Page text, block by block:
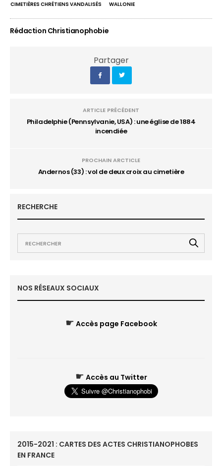
CIMETIÈRES CHRÉTIENS VANDALISÉS
WALLONIE
Rédaction Christianophobie
Partager
ARTICLE PRÉCÉDENT
Philadelphie (Pennsylvanie, USA) : une église de 1884
incendiée
PROCHAIN ARCTICLE
Andernos (33) : vol de deux croix au cimetière
RECHERCHE
NOS RÉSEAUX SOCIAUX
☛ Accès page Facebook
☛ Accès au Twitter
2015-2021 : CARTES DES ACTES CHRISTIANOPHOBES
EN FRANCE